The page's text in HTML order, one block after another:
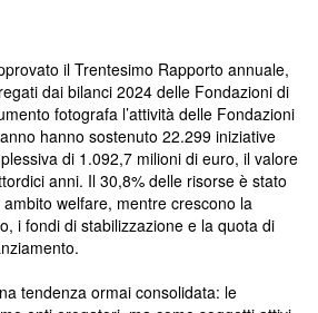
il Trentesimo Rapporto annuale,
dai bilanci 2024 delle Fondazioni di
fotografa l’attività delle Fondazioni
hanno sostenuto 22.299 iniziative
di 1.092,7 milioni di euro, il valore
anni. Il 30,8% delle risorse è stato
welfare, mentre crescono la
i fondi di stabilizzazione e la quota di
tendenza ormai consolidata: le